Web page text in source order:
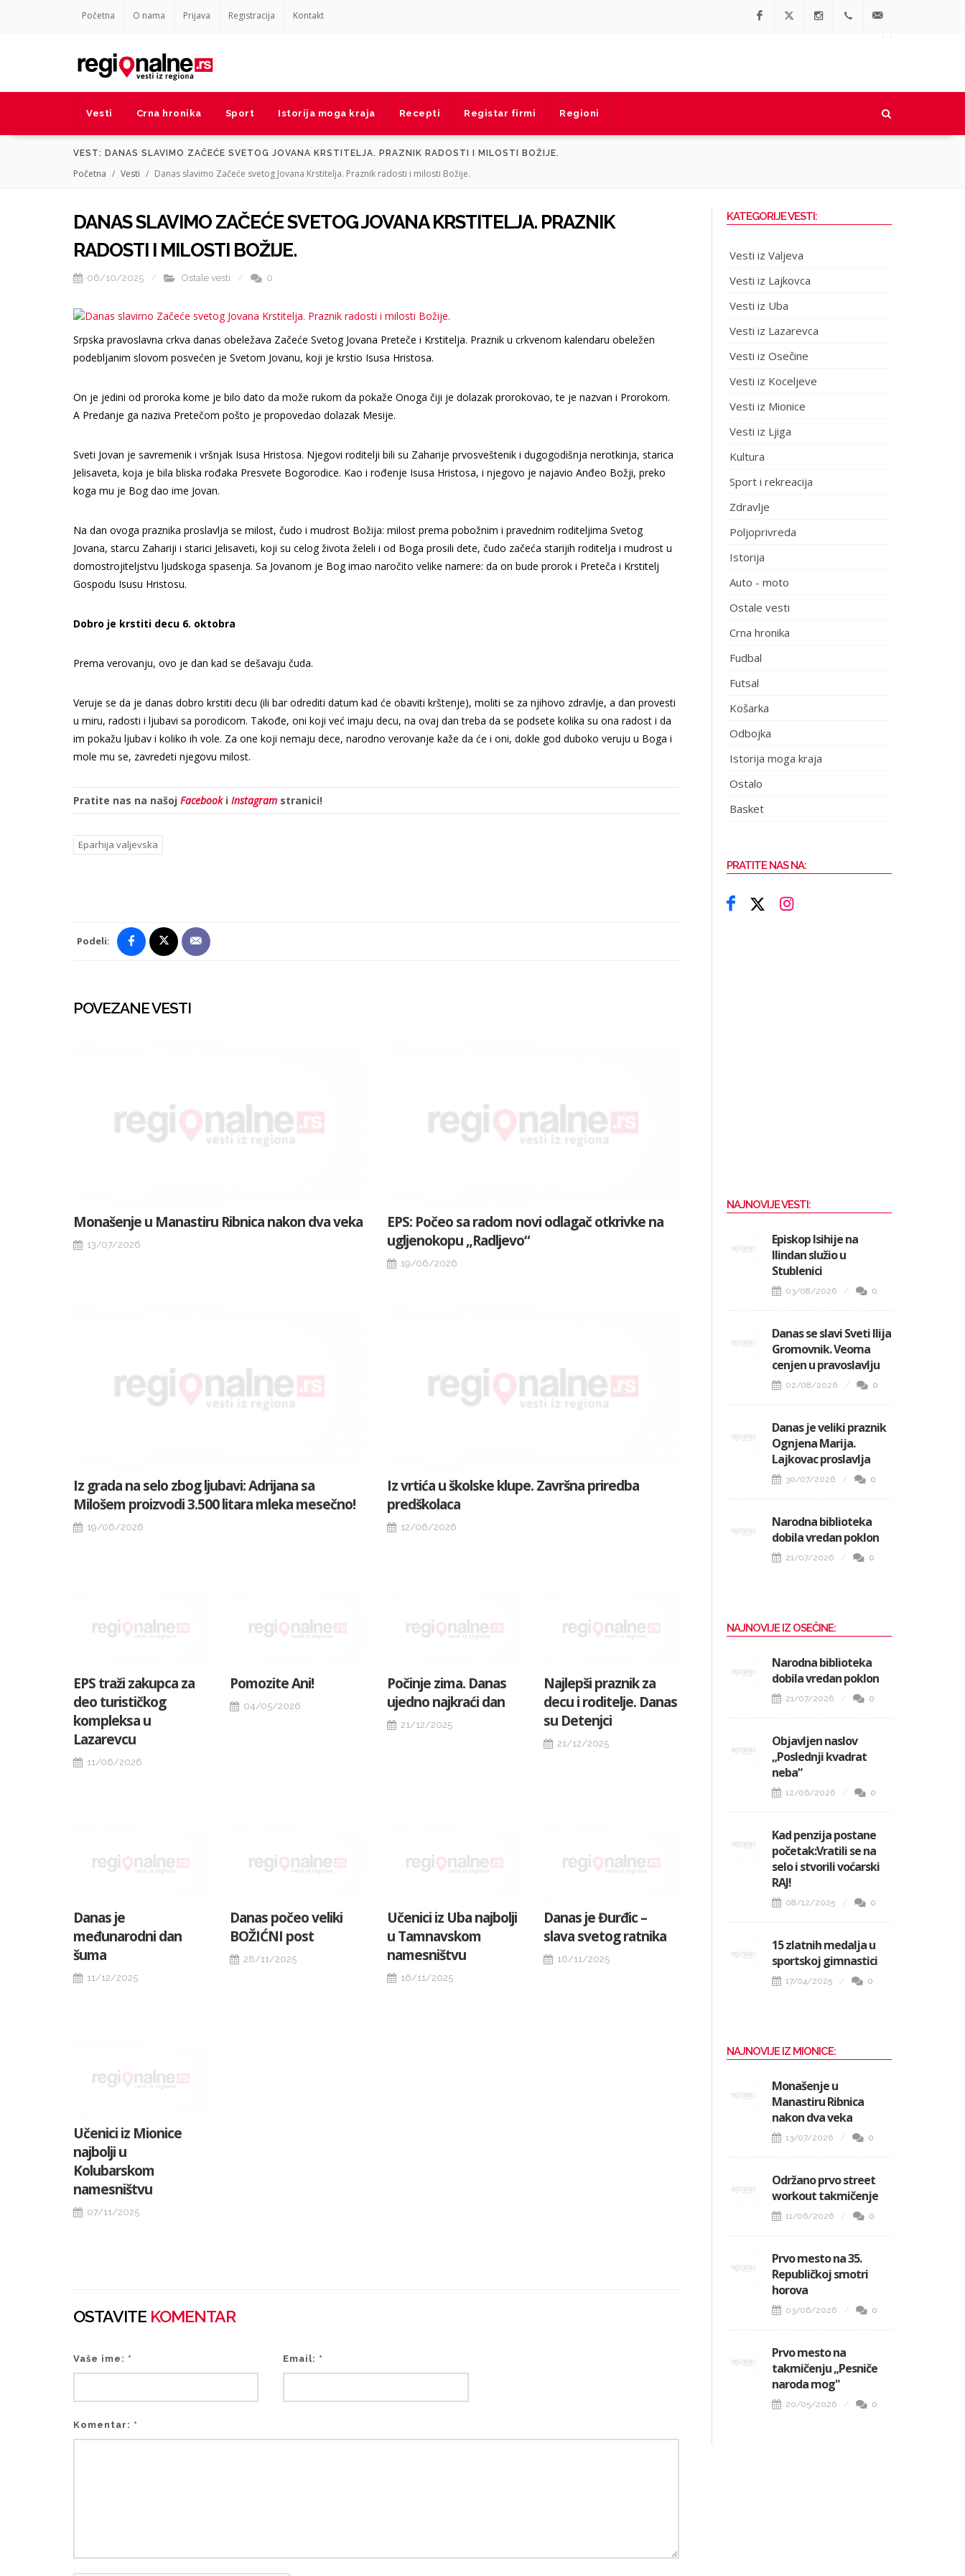
Početna O nama Prijava Registracija Kontakt
Vesti Crna hronika Sport Istorija moga kraja Recepti Registar firmi Regioni
VEST: DANAS SLAVIMO ZAČEĆE SVETOG JOVANA KRSTITELJA. PRAZNIK RADOSTI I MILOSTI BOŽIJE.
Početna Vesti Danas slavimo Začeće svetog Jovana Krstitelja. Praznik radosti i milosti Božije.
DANAS SLAVIMO ZAČEĆE SVETOG JOVANA KRSTITELJA. PRAZNIK
RADOSTI I MILOSTI BOŽIJE.
06/10/2025 Ostale vesti 0
Srpska pravoslavna crkva danas obeležava Začeće Svetog Jovana Preteče i Krstitelja. Praznik u crkvenom kalendaru obeležen
podebljanim slovom posvećen je Svetom Jovanu, koji je krstio Isusa Hristosa.
On je jedini od proroka kome je bilo dato da može rukom da pokaže Onoga čiji je dolazak prorokovao, te je nazvan i Prorokom.
A Predanje ga naziva Pretečom pošto je propovedao dolazak Mesije.
Sveti Jovan je savremenik i vršnjak Isusa Hristosa. Njegovi roditelji bili su Zaharije prvosveštenik i dugogodišnja nerotkinja, starica
Jelisaveta, koja je bila bliska rođaka Presvete Bogorodice. Kao i rođenje Isusa Hristosa, i njegovo je najavio Anđeo Božji, preko
koga mu je Bog dao ime Jovan.
Na dan ovoga praznika proslavlja se milost, čudo i mudrost Božija: milost prema pobožnim i pravednim roditeljima Svetog
Jovana, starcu Zahariji i starici Jelisaveti, koji su celog života želeli i od Boga prosili dete, čudo začeća starijih roditelja i mudrost u
domostrojiteljstvu ljudskoga spasenja. Sa Jovanom je Bog imao naročito velike namere: da on bude prorok i Preteča i Krstitelj
Gospodu Isusu Hristosu.
Dobro je krstiti decu 6. oktobra
Prema verovanju, ovo je dan kad se dešavaju čuda.
Veruje se da je danas dobro krstiti decu (ili bar odrediti datum kad će obaviti krštenje), moliti se za njihovo zdravlje, a dan provesti
u miru, radosti i ljubavi sa porodicom. Takođe, oni koji već imaju decu, na ovaj dan treba da se podsete kolika su ona radost i da
im pokažu ljubav i koliko ih vole. Za one koji nemaju dece, narodno verovanje kaže da će i oni, dokle god duboko veruju u Boga i
mole mu se, zavredeti njegovu milost.
Pratite nas na našoj Facebooki Instagram stranici!
Eparhija valjevska
Podeli:
POVEZANE VESTI
Monašenje u Manastiru Ribnica nakon dva veka
13/07/2026
EPS: Počeo sa radom novi odlagač otkrivke na
ugljenokopu „Radljevo“
19/06/2026
Iz grada na selo zbog ljubavi: Adrijana sa
Milošem proizvodi 3.500 litara mleka mesečno!
19/06/2026
Iz vrtića u školske klupe. Završna priredba
predškolaca
12/06/2026
EPS traži zakupca za
deo turističkog
kompleksa u
Lazarevcu
11/06/2026
Pomozite Ani!
04/05/2026
Počinje zima. Danas
ujedno najkraći dan
21/12/2025
Najlepši praznik za
decu i roditelje. Danas
su Detenjci
21/12/2025
Danas je
međunarodni dan
šuma
11/12/2025
Danas počeo veliki
BOŽIĆNI post
28/11/2025
Učenici iz Uba najbolji
u Tamnavskom
namesništvu
16/11/2025
Danas je Đurđic –
slava svetog ratnika
16/11/2025
Učenici iz Mionice
najbolji u
Kolubarskom
namesništvu
07/11/2025
OSTAVITE KOMENTAR
Vaše ime: * Email: *
Komentar: *
KATEGORIJE VESTI:
Vesti iz Valjeva
Vesti iz Lajkovca
Vesti iz Uba
Vesti iz Lazarevca
Vesti iz Osečine
Vesti iz Koceljeve
Vesti iz Mionice
Vesti iz Ljiga
Kultura
Sport i rekreacija
Zdravlje
Poljoprivreda
Istorija
Auto - moto
Ostale vesti
Crna hronika
Fudbal
Futsal
Košarka
Odbojka
Istorija moga kraja
Ostalo
Basket
PRATITE NAS NA:
NAJNOVIJE VESTI:
Episkop Isihije na
Ilindan služio u
Stublenici
03/08/2026 0
Danas se slavi Sveti Ilija
Gromovnik. Veoma
cenjen u pravoslavlju
02/08/2026 0
Danas je veliki praznik
Ognjena Marija.
Lajkovac proslavlja
30/07/2026 0
Narodna biblioteka
dobila vredan poklon
21/07/2026 0
NAJNOVIJE IZ OSEČINE:
Narodna biblioteka
dobila vredan poklon
21/07/2026 0
Objavljen naslov
„Poslednji kvadrat
neba“
12/06/2026 0
Kad penzija postane
početak:Vratili se na
selo i stvorili voćarski
RAJ!
08/12/2025 0
15 zlatnih medalja u
sportskoj gimnastici
17/04/2025 0
NAJNOVIJE IZ MIONICE:
Monašenje u
Manastiru Ribnica
nakon dva veka
13/07/2026 0
Održano prvo street
workout takmičenje
11/06/2026 0
Prvo mesto na 35.
Republičkoj smotri
horova
03/06/2026 0
Prvo mesto na
takmičenju „Pesniče
naroda mog"
20/05/2026 0